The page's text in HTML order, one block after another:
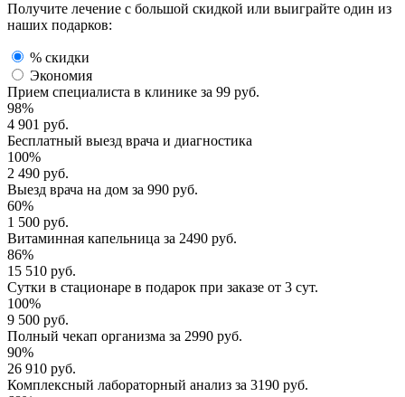
Получите лечение с большой скидкой или выиграйте один из
наших подарков:
% скидки
Экономия
Прием специалиста в клинике за 99 руб.
98%
4 901 руб.
Бесплатный выезд врача и диагностика
100%
2 490 руб.
Выезд врача на дом за 990 руб.
60%
1 500 руб.
Витаминная капельница за 2490 руб.
86%
15 510 руб.
Сутки в стационаре в подарок при заказе от 3 сут.
100%
9 500 руб.
Полный чекап организма за 2990 руб.
90%
26 910 руб.
Комплексный лабораторный анализ за 3190 руб.